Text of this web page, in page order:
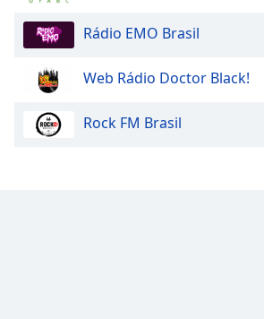
Rádio EMO Brasil
Web Rádio Doctor Black!
Rock FM Brasil